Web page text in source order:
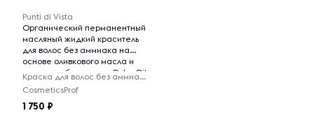
Punti di Vista
Органический перманентный
масляный жидкий краситель
для волос без аммиака на
основе оливкового масла и
экстракта белого чая Color Oil
System, 3.0 ТЁМНО-
КАШТАНОВЫЙ, 125 мл
Краска для волос без аммиака
CosmeticsProf
1 750